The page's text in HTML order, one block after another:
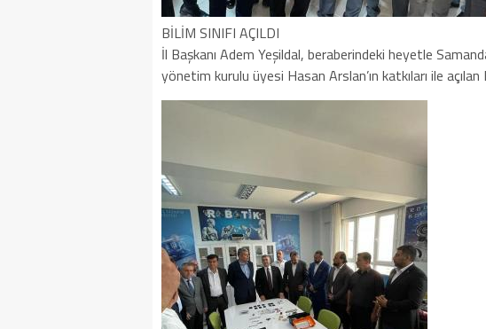
BİLİM SINIFI AÇILDI
İl Başkanı Adem Yeşildal, beraberindeki heyetle
yönetim kurulu üyesi Hasan Arslan’ın katkıları ile açılan